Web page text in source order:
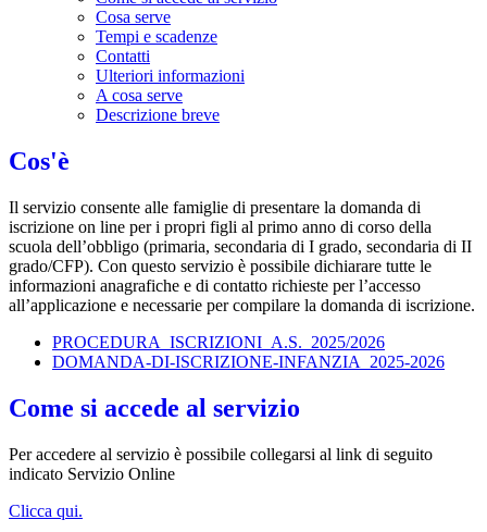
Cosa serve
Tempi e scadenze
Contatti
Ulteriori informazioni
A cosa serve
Descrizione breve
Cos'è
Il servizio consente alle famiglie di presentare la domanda di
iscrizione on line per i propri figli al primo anno di corso della
scuola dell’obbligo (primaria, secondaria di I grado, secondaria di II
grado/CFP). Con questo servizio è possibile dichiarare tutte le
informazioni anagrafiche e di contatto richieste per l’accesso
all’applicazione e necessarie per compilare la domanda di iscrizione.
PROCEDURA_ISCRIZIONI_A.S._2025/2026
DOMANDA-DI-ISCRIZIONE-INFANZIA_2025-2026
Come si accede al servizio
Per accedere al servizio è possibile collegarsi al link di seguito
indicato Servizio Online
Clicca qui.